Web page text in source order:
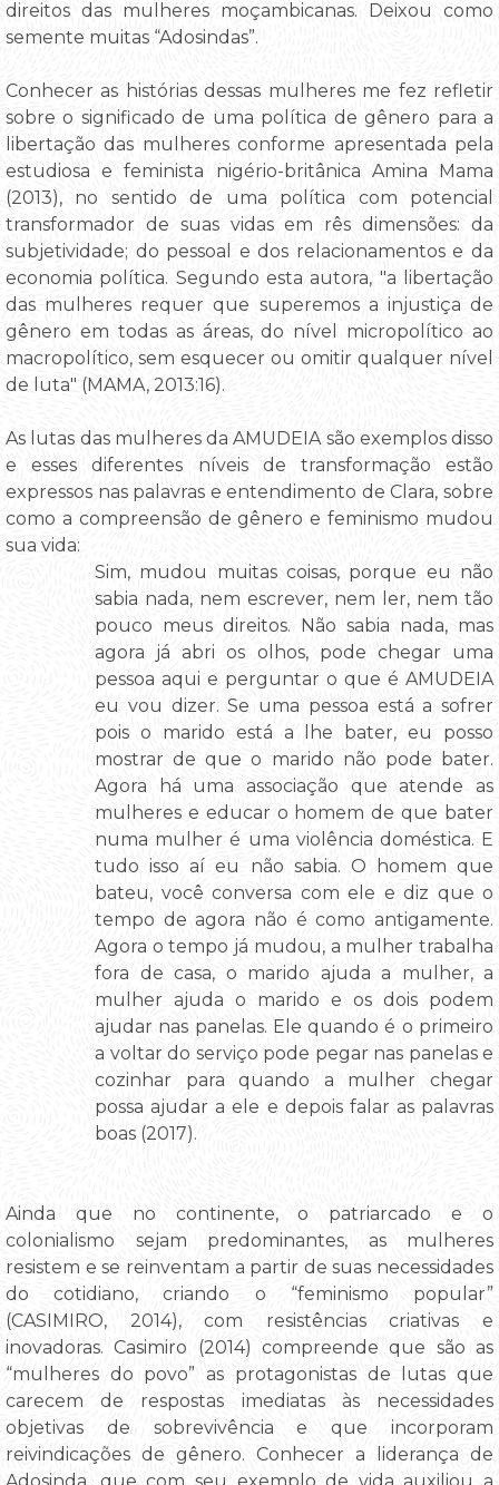
direitos das mulheres moçambicanas. Deixou como
semente muitas “Adosindas”.
Conhecer as histórias dessas mulheres me fez refletir
sobre o significado de uma política de gênero para a
libertação das mulheres conforme apresentada pela
estudiosa e feminista nigério-britânica Amina Mama
(2013), no sentido de uma política com potencial
transformador de suas vidas em rês dimensões: da
subjetividade; do pessoal e dos relacionamentos e da
economia política. Segundo esta autora, "a libertação
das mulheres requer que superemos a injustiça de
gênero em todas as áreas, do nível micropolítico ao
macropolítico, sem esquecer ou omitir qualquer nível
de luta" (MAMA, 2013:16).
As lutas das mulheres da AMUDEIA são exemplos disso
e esses diferentes níveis de transformação estão
expressos nas palavras e entendimento de Clara, sobre
como a compreensão de gênero e feminismo mudou
sua vida:
Sim, mudou muitas coisas, porque eu não
sabia nada, nem escrever, nem ler, nem tão
pouco meus direitos. Não sabia nada, mas
agora já abri os olhos, pode chegar uma
pessoa aqui e perguntar o que é AMUDEIA
eu vou dizer. Se uma pessoa está a sofrer
pois o marido está a lhe bater, eu posso
mostrar de que o marido não pode bater.
Agora há uma associação que atende as
mulheres e educar o homem de que bater
numa mulher é uma violência doméstica. E
tudo isso aí eu não sabia. O homem que
bateu, você conversa com ele e diz que o
tempo de agora não é como antigamente.
Agora o tempo já mudou, a mulher trabalha
fora de casa, o marido ajuda a mulher, a
mulher ajuda o marido e os dois podem
ajudar nas panelas. Ele quando é o primeiro
a voltar do serviço pode pegar nas panelas e
cozinhar para quando a mulher chegar
possa ajudar a ele e depois falar as palavras
boas (2017).
Ainda que no continente, o patriarcado e o
colonialismo sejam predominantes, as mulheres
resistem e se reinventam a partir de suas necessidades
do cotidiano, criando o “feminismo popular”
(CASIMIRO, 2014), com resistências criativas e
inovadoras. Casimiro (2014) compreende que são as
“mulheres do povo” as protagonistas de lutas que
carecem de respostas imediatas às necessidades
objetivas de sobrevivência e que incorporam
reivindicações de gênero. Conhecer a liderança de